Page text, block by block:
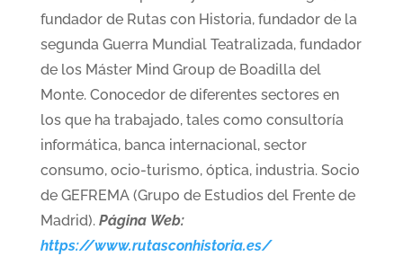
fundador de Rutas con Historia, fundador de la
segunda Guerra Mundial Teatralizada, fundador
de los Máster Mind Group de Boadilla del
Monte. Conocedor de diferentes sectores en
los que ha trabajado, tales como consultoría
informática, banca internacional, sector
consumo, ocio-turismo, óptica, industria. Socio
de GEFREMA (Grupo de Estudios del Frente de
Madrid). Página Web:
https://www.rutasconhistoria.es/